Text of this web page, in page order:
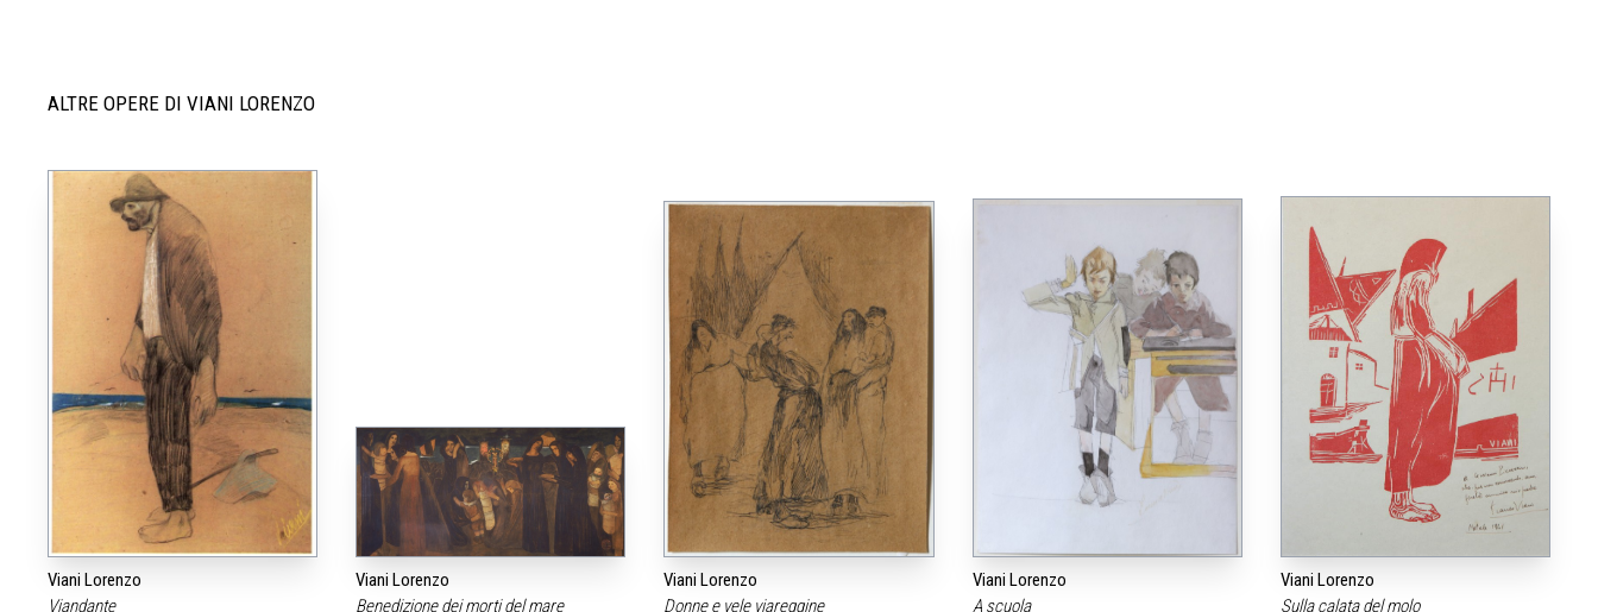
ALTRE OPERE DI VIANI LORENZO
Viani Lorenzo
Viandante
Viani Lorenzo
Benedizione dei morti del mare
Viani Lorenzo
Donne e vele viareggine
Viani Lorenzo
A scuola
Viani Lorenzo
Sulla calata del molo